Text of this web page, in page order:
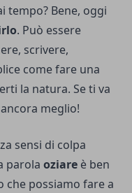
tempo? Bene, oggi
. Può essere
scrivere,
come fare una
la natura. Se ti va
meglio!
sensi di colpa
parola oziare è ben
che possiamo fare a